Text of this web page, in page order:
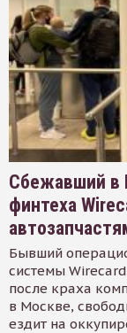
Сбежавший в
финтеха
Бывший
системы
после краха
в Москве,
ездит на